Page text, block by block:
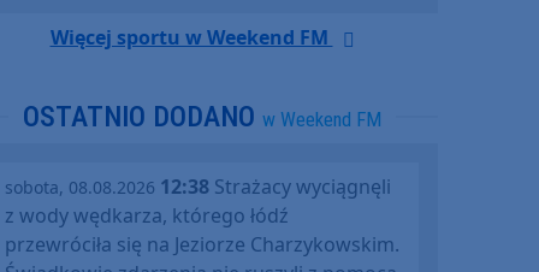
Więcej sportu w Weekend FM
OSTATNIO DODANO w Weekend FM
sobota, 08.08.2026 12:38 Strażacy wyciągnęli
z wody wędkarza, którego łódź
przewróciła się na Jeziorze Charzykowskim.